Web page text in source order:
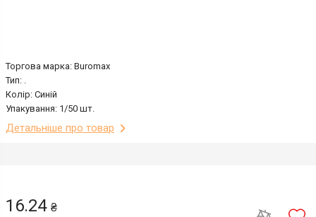
Торгова марка: Buromax
Тип: .
Колір: Синій
Упакування: 1/50 шт.
Детальніше про товар
16.24 ₴